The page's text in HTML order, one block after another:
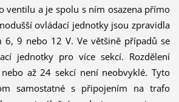
ventilu a je spolu s ním osazena přímo
ovládací jednotky jsou zpravidla
6, 9 nebo 12 V. Ve většině případů se
jednotky pro více sekcí. Rozdělení
až 24 sekcí není neobvyklé. Tyto
samostatné s připojením na trafo